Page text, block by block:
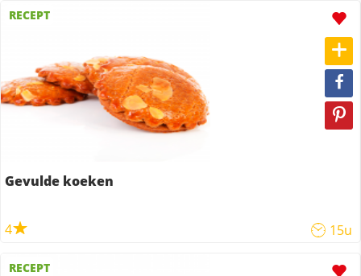
RECEPT
Gevulde koeken
4 15u
RECEPT